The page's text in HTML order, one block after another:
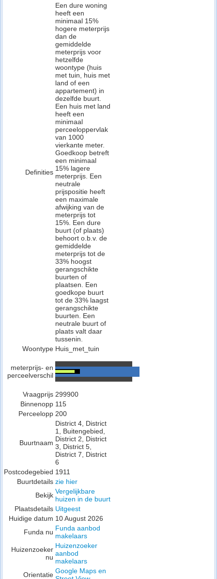
Definities
Een dure woning
heeft een
minimaal 15%
hogere meterprijs
dan de
gemiddelde
meterprijs voor
hetzelfde
woontype (huis
met tuin, huis met
land of een
appartement) in
dezelfde buurt.
Een huis met land
heeft een
minimaal
perceeloppervlak
van 1000
vierkante meter.
Goedkoop betreft
een minimaal
15% lagere
meterprijs. Een
neutrale
prijspositie heeft
een maximale
afwijking van de
meterprijs tot
15%. Een dure
buurt (of plaats)
behoort o.b.v. de
gemiddelde
meterprijs tot de
33% hoogst
gerangschikte
buurten of
plaatsen. Een
goedkope buurt
tot de 33% laagst
gerangschikte
buurten. Een
neutrale buurt of
plaats valt daar
tussenin.
Woontype Huis_met_tuin
meterprijs- en
perceelverschil
Vraagprijs 299900
Binnenopp 115
Perceelopp 200
Buurtnaam
District 4, District
1, Buitengebied,
District 2, District
3, District 5,
District 7, District
6
Postcodegebied 1911
Buurtdetails zie hier
Bekijk Vergelijkbare
huizen in de buurt
Plaatsdetails Uitgeest
Huidige datum 10 August 2026
Funda nu Funda aanbod
makelaars
Huizenzoeker
nu
Huizenzoeker
aanbod
makelaars
Orientatie Google Maps en